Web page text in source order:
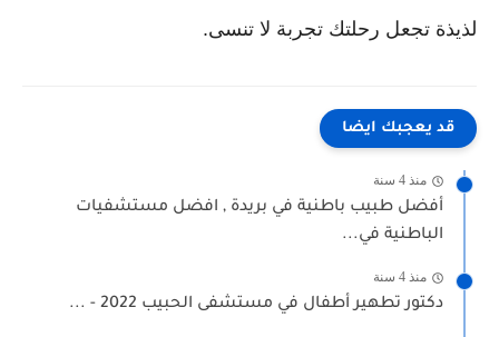
لذيذة تجعل رحلتك تجربة لا تنسى.
قد يعجبك ايضا
منذ 4 سنة
أفضل طبيب باطنية في بريدة , افضل مستشفيات
الباطنية في...
منذ 4 سنة
دكتور تطهير أطفال في مستشفى الحبيب 2022 - ...